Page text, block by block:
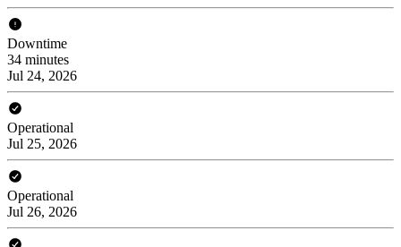
Downtime
34 minutes
Jul 24, 2026
Operational
Jul 25, 2026
Operational
Jul 26, 2026